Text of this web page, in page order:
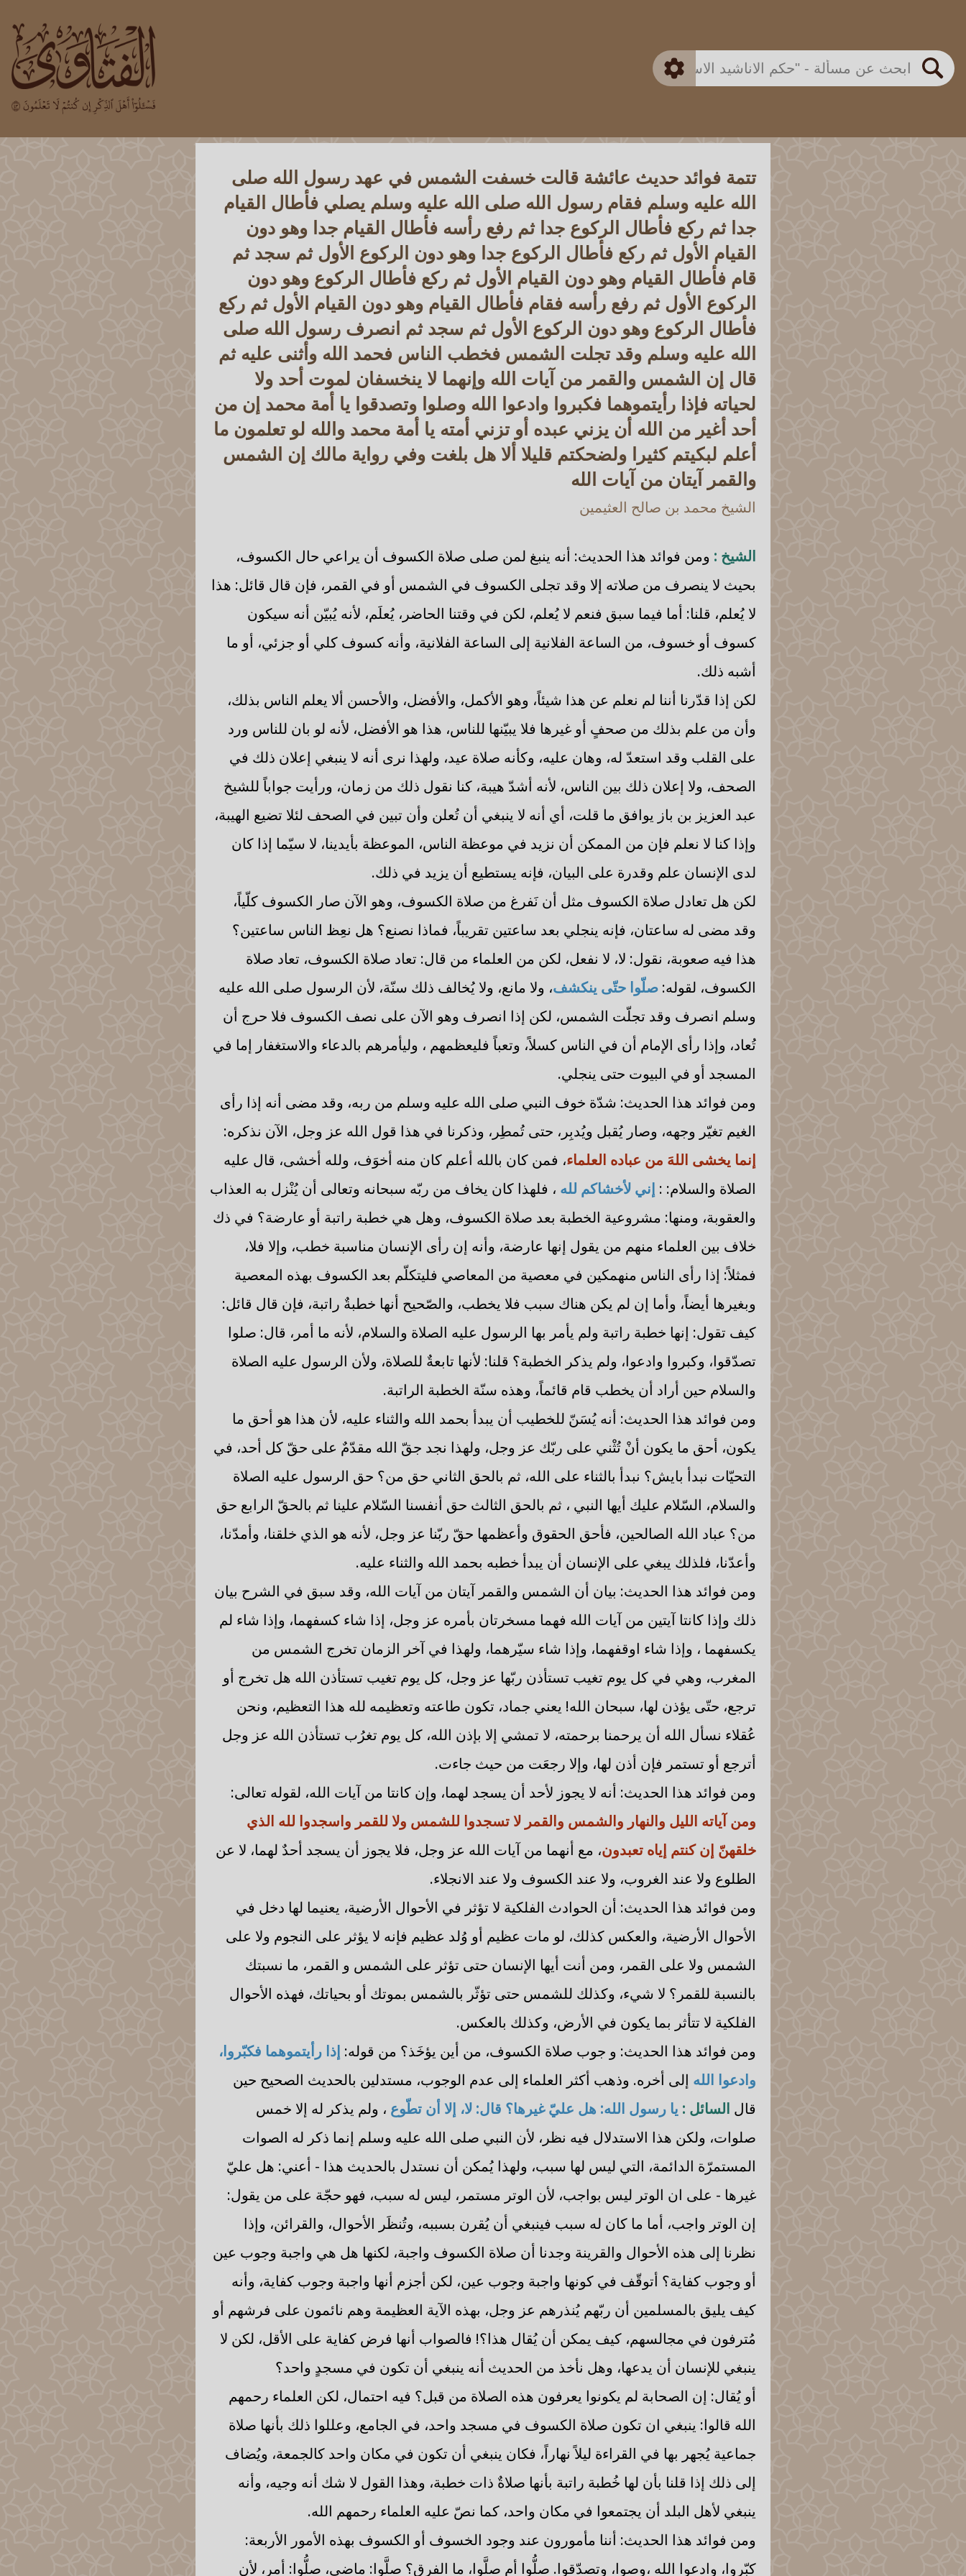
بحث
اللجنة الدائمة
متقدم
تتمة فوائد حديث عائشة قالت خسفت الشمس في عهد رسول الله صلى
الله عليه وسلم فقام رسول الله صلى الله عليه وسلم يصلي فأطال القيام
جدا ثم ركع فأطال الركوع جدا ثم رفع رأسه فأطال القيام جدا وهو دون
القيام الأول ثم ركع فأطال الركوع جدا وهو دون الركوع الأول ثم سجد ثم
قام فأطال القيام وهو دون القيام الأول ثم ركع فأطال الركوع وهو دون
الركوع الأول ثم رفع رأسه فقام فأطال القيام وهو دون القيام الأول ثم ركع
فأطال الركوع وهو دون الركوع الأول ثم سجد ثم انصرف رسول الله صلى
الله عليه وسلم وقد تجلت الشمس فخطب الناس فحمد الله وأثنى عليه ثم
قال إن الشمس والقمر من آيات الله وإنهما لا ينخسفان لموت أحد ولا
لحياته فإذا رأيتموهما فكبروا وادعوا الله وصلوا وتصدقوا يا أمة محمد إن من
أحد أغير من الله أن يزني عبده أو تزني أمته يا أمة محمد والله لو تعلمون ما
أعلم لبكيتم كثيرا ولضحكتم قليلا ألا هل بلغت وفي رواية مالك إن الشمس
والقمر آيتان من آيات الله
الشيخ محمد بن صالح العثيمين
الشيخ : ومن فوائد هذا الحديث: أنه ينبغ لمن صلى صلاة الكسوف أن يراعي حال الكسوف،
بحيث لا ينصرف من صلاته إلا وقد تجلى الكسوف في الشمس أو في القمر، فإن قال قائل: هذا
لا يُعلم، قلنا: أما فيما سبق فنعم لا يُعلم، لكن في وقتنا الحاضر، يُعلَم، لأنه يُبيّن أنه سيكون
كسوف أو خسوف، من الساعة الفلانية إلى الساعة الفلانية، وأنه كسوف كلي أو جزئي، أو ما
أشبه ذلك.
لكن إذا قدّرنا أننا لم نعلم عن هذا شيئاً، وهو الأكمل، والأفضل، والأحسن ألا يعلم الناس بذلك،
وأن من علم بذلك من صحفٍ أو غيرها فلا يبيّنها للناس، هذا هو الأفضل، لأنه لو بان للناس ورد
على القلب وقد استعدّ له، وهان عليه، وكأنه صلاة عيد، ولهذا نرى أنه لا ينبغي إعلان ذلك في
الصحف، ولا إعلان ذلك بين الناس، لأنه أشدّ هيبة، كنا نقول ذلك من زمان، ورأيت جواباً للشيخ
عبد العزيز بن باز يوافق ما قلت، أي أنه لا ينبغي أن تُعلن وأن تبين في الصحف لئلا تضيع الهيبة،
وإذا كنا لا نعلم فإن من الممكن أن نزيد في موعظة الناس، الموعظة بأيدينا، لا سيّما إذا كان
لدى الإنسان علم وقدرة على البيان، فإنه يستطيع أن يزيد في ذلك.
لكن هل تعادل صلاة الكسوف مثل أن نَفرغ من صلاة الكسوف، وهو الآن صار الكسوف كلّياً،
وقد مضى له ساعتان، فإنه ينجلي بعد ساعتين تقريباً، فماذا نصنع؟ هل نعِظ الناس ساعتين؟
هذا فيه صعوبة، نقول: لا، لا نفعل، لكن من العلماء من قال: تعاد صلاة الكسوف، تعاد صلاة
الكسوف، لقوله: صلّوا حتّى ينكشف، ولا مانع، ولا يُخالف ذلك سنّة، لأن الرسول صلى الله عليه
وسلم انصرف وقد تجلّت الشمس، لكن إذا انصرف وهو الآن على نصف الكسوف فلا حرج أن
تُعاد، وإذا رأى الإمام أن في الناس كسلاً، وتعباً فليعظمهم ، وليأمرهم بالدعاء والاستغفار إما في
المسجد أو في البيوت حتى ينجلي.
ومن فوائد هذا الحديث: شدّة خوف النبي صلى الله عليه وسلم من ربه، وقد مضى أنه إذا رأى
الغيم تغيّر وجهه، وصار يُقبل ويُدبِر، حتى تُمطِر، وذكرنا في هذا قول الله عز وجل، الآن نذكره:
إنما يخشى اللهَ من عباده العلماء، فمن كان بالله أعلم كان منه أخوَف، ولله أخشى، قال عليه
الصلاة والسلام: : إني لأخشاكم لله ، فلهذا كان يخاف من ربّه سبحانه وتعالى أن يُنْزل به العذاب
والعقوبة، ومنها: مشروعية الخطبة بعد صلاة الكسوف، وهل هي خطبة راتبة أو عارضة؟ في ذك
خلاف بين العلماء منهم من يقول إنها عارضة، وأنه إن رأى الإنسان مناسبة خطب، وإلا فلا،
فمثلاً: إذا رأى الناس منهمكين في معصية من المعاصي فليتكلّم بعد الكسوف بهذه المعصية
وبغيرها أيضاً، وأما إن لم يكن هناك سبب فلا يخطب، والصّحيح أنها خطبةٌ راتبة، فإن قال قائل:
كيف تقول: إنها خطبة راتبة ولم يأمر بها الرسول عليه الصلاة والسلام، لأنه ما أمر، قال: صلوا
تصدّقوا، وكبروا وادعوا، ولم يذكر الخطبة؟ قلنا: لأنها تابعةٌ للصلاة، ولأن الرسول عليه الصلاة
والسلام حين أراد أن يخطب قام قائماً، وهذه سنّة الخطبة الراتبة.
ومن فوائد هذا الحديث: أنه يُسَنّ للخطيب أن يبدأ بحمد الله والثناء عليه، لأن هذا هو أحق ما
يكون، أحق ما يكون أنْ تُثْني على ربّك عز وجل، ولهذا نجد جقّ الله مقدّمٌ على حقّ كل أحد، في
التحيّات نبدأ بايش؟ نبدأ بالثناء على الله، ثم بالحق الثاني حق من؟ حق الرسول عليه الصلاة
والسلام، السّلام عليك أيها النبي ، ثم بالحق الثالث حق أنفسنا السّلام علينا ثم بالحقّ الرابع حق
من؟ عباد الله الصالحين، فأحق الحقوق وأعظمها حقّ ربّنا عز وجل، لأنه هو الذي خلقنا، وأمدّنا،
وأعدّنا، فلذلك يبغي على الإنسان أن يبدأ خطبه بحمد الله والثناء عليه.
ومن فوائد هذا الحديث: بيان أن الشمس والقمر آيتان من آيات الله، وقد سبق في الشرح بيان
ذلك وإذا كانتا آيتين من آيات الله فهما مسخرتان بأمره عز وجل، إذا شاء كسفهما، وإذا شاء لم
يكسفهما ، وإذا شاء اوقفهما، وإذا شاء سيّرهما، ولهذا في آخر الزمان تخرج الشمس من
المغرب، وهي في كل يوم تغيب تستأذن ربّها عز وجل، كل يوم تغيب تستأذن الله هل تخرج أو
ترجع، حتّى يؤذن لها، سبحان الله! يعني جماد، تكون طاعته وتعظيمه لله هذا التعظيم، ونحن
عُقلاء نسأل الله أن يرحمنا برحمته، لا تمشي إلا بإذن الله، كل يوم تغرُب تستأذن الله عز وجل
أترجع أو تستمر فإن أذن لها، وإلا رجعَت من حيث جاءت.
ومن فوائد هذا الحديث: أنه لا يجوز لأحد أن يسجد لهما، وإن كانتا من آيات الله، لقوله تعالى:
ومن آياته الليل والنهار والشمس والقمر لا تسجدوا للشمس ولا للقمر واسجدوا لله الذي
خلقهنّ إن كنتم إياه تعبدون، مع أنهما من آيات الله عز وجل، فلا يجوز أن يسجد أحدٌ لهما، لا عن
الطلوع ولا عند الغروب، ولا عند الكسوف ولا عند الانجلاء.
ومن فوائد هذا الحديث: أن الحوادث الفلكية لا تؤثر في الأحوال الأرضية، يعنيما لها دخل في
الأحوال الأرضية، والعكس كذلك، لو مات عظيم أو وُلد عظيم فإنه لا يؤثر على النجوم ولا على
الشمس ولا على القمر، ومن أنت أيها الإنسان حتى تؤثر على الشمس و القمر، ما نسبتك
بالنسبة للقمر؟ لا شيء، وكذلك للشمس حتى تؤثّر بالشمس بموتك أو بحياتك، فهذه الأحوال
الفلكية لا تتأثر بما يكون في الأرض، وكذلك بالعكس.
ومن فوائد هذا الحديث: و جوب صلاة الكسوف، من أين يؤخَذ؟ من قوله: إذا رأيتموهما فكبّروا،
وادعوا الله إلى أخره. وذهب أكثر العلماء إلى عدم الوجوب، مستدلين بالحديث الصحيح حين
قال السائل : يا رسول الله: هل عليّ غيرها؟ قال: لا، إلا أن تطّوع ، ولم يذكر له إلا خمس
صلوات، ولكن هذا الاستدلال فيه نظر، لأن النبي صلى الله عليه وسلم إنما ذكر له الصوات
المستمرّة الدائمة، التي ليس لها سبب، ولهذا يُمكن أن نستدل بالحديث هذا - أعني: هل عليّ
غيرها - على ان الوتر ليس بواجب، لأن الوتر مستمر، ليس له سبب، فهو حجّة على من يقول:
إن الوتر واجب، أما ما كان له سبب فينبغي أن يُقرن بسببه، وتُنظَر الأحوال، والقرائن، وإذا
نظرنا إلى هذه الأحوال والقرينة وجدنا أن صلاة الكسوف واجبة، لكنها هل هي واجبة وجوب عين
أو وجوب كفاية؟ أتوقّف في كونها واجبة وجوب عين، لكن أجزم أنها واجبة وجوب كفاية، وأنه
كيف يليق بالمسلمين أن ربّهم يُنذرهم عز وجل، بهذه الآية العظيمة وهم نائمون على فرشهم أو
مُترفون في مجالسهم، كيف يمكن أن يُقال هذا؟! فالصواب أنها فرض كفاية على الأقل، لكن لا
ينبغي للإنسان أن يدعها، وهل نأخذ من الحديث أنه ينبغي أن تكون في مسجدٍ واحد؟
أو يُقال: إن الصحابة لم يكونوا يعرفون هذه الصلاة من قبل؟ فيه احتمال، لكن العلماء رحمهم
الله قالوا: ينبغي ان تكون صلاة الكسوف في مسجد واحد، في الجامع، وعللوا ذلك بأنها صلاة
جماعية يُجهر بها في القراءة ليلاً نهاراً، فكان ينبغي أن تكون في مكان واحد كالجمعة، ويُضاف
إلى ذلك إذا قلنا بأن لها خُطبة راتبة بأنها صلاةٌ ذات خطبة، وهذا القول لا شك أنه وجيه، وأنه
ينبغي لأهل البلد أن يجتمعوا في مكان واحد، كما نصّ عليه العلماء رحمهم الله.
ومن فوائد هذا الحديث: أننا مأمورون عند وجود الخسوف أو الكسوف بهذه الأمور الأربعة:
كبّروا، وادعوا الله ،وصوا، وتصدّقوا. صلُّوا أم صلَّوا، ما الفرق؟ صلَّوا: ماضي، صلُّوا: أمر، لأن